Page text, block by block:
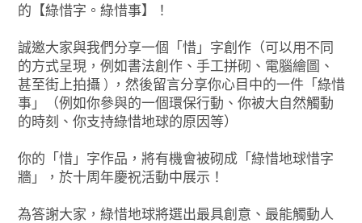
的【綠惜字。綠惜事】！
誠邀大家與我們分享一個「惜」字創作（可以用不同
的方式呈現，例如書法創作、手工拼砌、電腦繪圖、
甚至街上拍攝 ) ，然後留言分享你心目中的一件「綠惜
事」（例如你參與的一個環保行動、你被大自然觸動
的時刻、你支持綠惜地球的原因等）
你的「惜」字作品，將有機會被砌成「綠惜地球惜字
牆」，於十周年慶祝活動中展示！
為答謝大家，綠惜地球將選出最具創意、最能觸動人